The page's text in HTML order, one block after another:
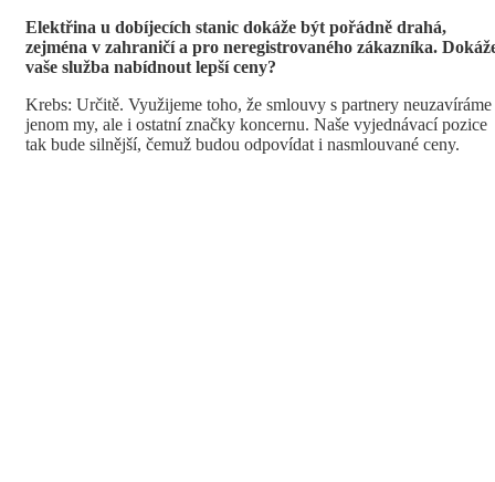
Elektřina u dobíjecích stanic dokáže být pořádně drahá,
zejména v zahraničí a pro neregistrovaného zákazníka.
vaše služba nabídnout lepší ceny?
Krebs: Určitě. Využijeme toho, že smlouvy s partnery neuzavíráme
jenom my, ale i ostatní značky koncernu. Naše vyjednávací pozice
tak bude silnější, čemuž budou odpovídat i nasmlouvané ceny.